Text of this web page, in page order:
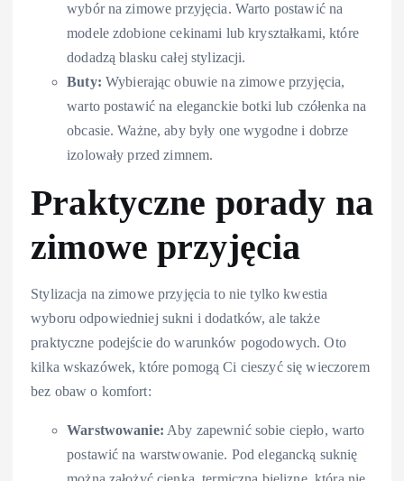
wybór na zimowe przyjęcia. Warto postawić na
modele zdobione cekinami lub kryształkami, które
dodadzą blasku całej stylizacji.
Buty: Wybierając obuwie na zimowe przyjęcia,
warto postawić na eleganckie botki lub czółenka na
obcasie. Ważne, aby były one wygodne i dobrze
izolowały przed zimnem.
Praktyczne porady na
zimowe przyjęcia
Stylizacja na zimowe przyjęcia to nie tylko kwestia
wyboru odpowiedniej sukni i dodatków, ale także
praktyczne podejście do warunków pogodowych. Oto
kilka wskazówek, które pomogą Ci cieszyć się wieczorem
bez obaw o komfort:
Warstwowanie: Aby zapewnić sobie ciepło, warto
postawić na warstwowanie. Pod elegancką suknię